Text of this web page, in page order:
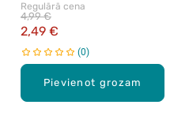
Pievienot grozam
rullīša antiperspirants, 50ml
Regulārā cena
2,49 €
4,99 €
0